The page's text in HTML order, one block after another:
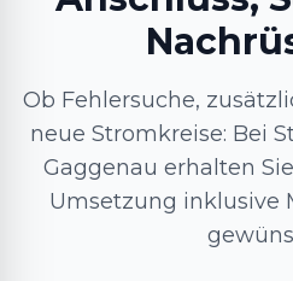
Ob Fehlersuche,
neue Stromkreise: Bei
Gaggenau erhalten
Umsetzung inklusive